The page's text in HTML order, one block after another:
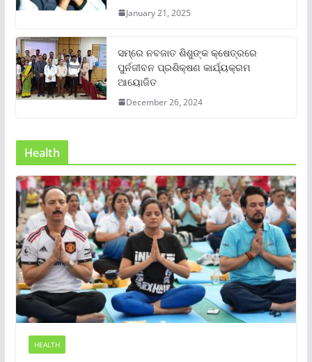
January 21, 2025
ସମ୍‌ରେ ନବଜାତ ଶିଶୁଙ୍କ କ୍ଷେତ୍ରରେ
ପୁର୍ନଜୀବନ ପ୍ରଶିକ୍ଷଣ କାର୍ଯ୍ୟକ୍ରମ
ଆୟୋଜିତ
December 26, 2024
Health
HEALTH